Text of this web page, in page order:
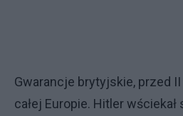
Gwarancje brytyjskie, przed II
całej Europie. Hitler